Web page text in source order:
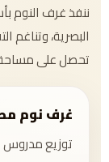
ننفذ غرف النوم
البصرية، وتناغم
تحصل على مساحة
غرف نوم
توزيع مدروس